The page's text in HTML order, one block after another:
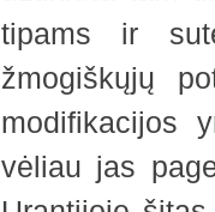
tipams ir
žmogiškųjų
modifikacijos
vėliau jas